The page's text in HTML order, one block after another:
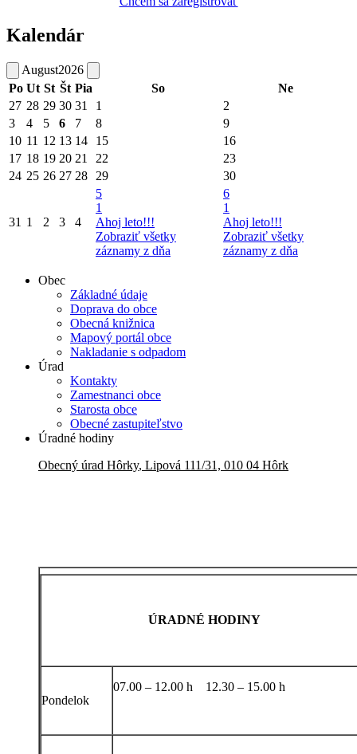
Kalendár
August2026
Po Ut St Št Pia So
Ne
27 28 29 30 31 1
2
3
4 5 6 7 8
9
10 11 12 13 14 15
16
17 18 19 20 21 22
23
24 25 26 27 28 29 30
31 1 2 3 4
5
1
Ahoj leto!!!
Zobraziť všetky
záznamy z dňa
6
1
Ahoj leto!!!
Zobraziť všetky
záznamy z dňa
Obec
Základné údaje
Doprava do obce
Obecná knižnica
Mapový portál obce
Nakladanie s odpadom
Úrad
Kontakty
Zamestnanci obce
Starosta obce
Obecné zastupiteľstvo
Úradné hodiny
Obecný úrad Hôrky, Lipová 111/31, 010 04 Hôrk
ÚRADNÉ HODINY
Pondelok
07.00 – 12.00 h 12.30 – 15.00 h